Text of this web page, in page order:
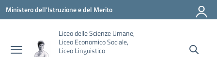
Vai ai contenuti
Vai al menu di navigazione
Vai al footer
Ministero dell'Istruzione e del Merito
Liceo delle Scienze Umane,
Liceo Economico Sociale,
Liceo Linguistico